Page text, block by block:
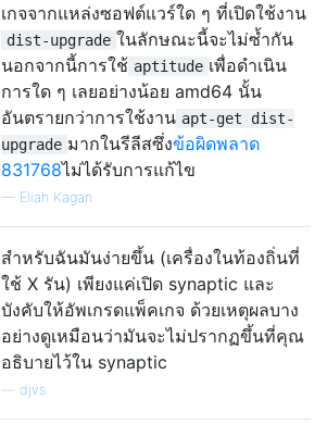
เกจจากแหล่งซอฟต์แวร์ใด ๆ ที่เปิดใช้งาน
dist-upgrade ในลักษณะนี้จะไม่ซ้ำกัน
นอกจากนี้การใช้ aptitude เพื่อดำเนิน
การใด ๆ เลยอย่างน้อย amd64 นั้น
อันตรายกว่าการใช้งาน apt-get dist-
upgrade มากในรีลีสซึ่งข้อผิดพลาด
831768ไม่ได้รับการแก้ไข
— Eliah Kagan
สำหรับฉันมันง่ายขึ้น (เครื่องในท้องถิ่นที่
ใช้ X รัน) เพียงแค่เปิด synaptic และ
บังคับให้อัพเกรดแพ็คเกจ ด้วยเหตุผลบาง
อย่างดูเหมือนว่ามันจะไม่ปรากฏขึ้นที่คุณ
อธิบายไว้ใน synaptic
djvs